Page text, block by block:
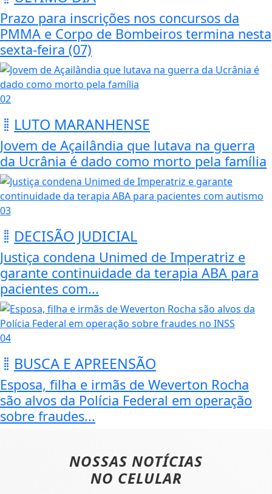
Prazo para inscrições nos concursos da
PMMA e Corpo de Bombeiros termina nesta
sexta-feira (07)
02
LUTO MARANHENSE
Jovem de Açailândia que lutava na guerra
da Ucrânia é dado como morto pela família
03
DECISÃO JUDICIAL
Justiça condena Unimed de Imperatriz e
garante continuidade da terapia ABA para
pacientes com...
04
BUSCA E APREENSÃO
Esposa, filha e irmãs de Weverton Rocha
são alvos da Polícia Federal em operação
sobre fraudes...
NOSSAS NOTÍCIAS
NO CELULAR